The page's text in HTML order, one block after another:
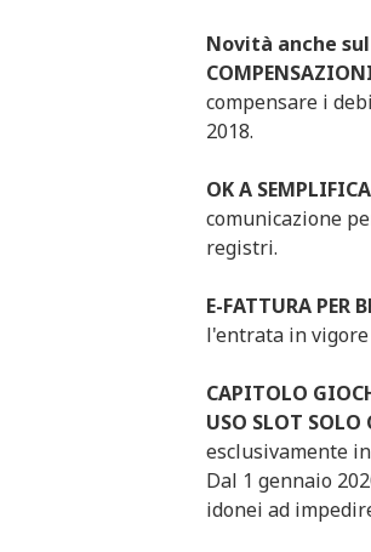
Novità anche
compensare i
2018.
OK A
comunicazione
registri.
E-FATTURA PER
l'entrata in
CAPITOLO
USO SLOT SOLO
esclusivamente
Dal 1 gennaio
idonei ad